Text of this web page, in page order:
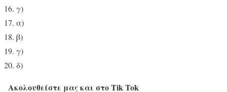
γ)
α)
β)
γ)
δ)
Ακολουθείστε μας και στο Tik Tok